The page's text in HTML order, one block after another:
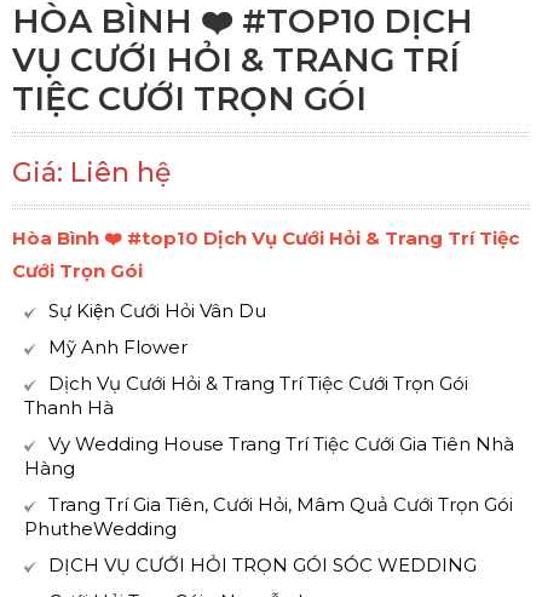
HÒA BÌNH ❤️️ #TOP10 DỊCH
VỤ CƯỚI HỎI & TRANG TRÍ
TIỆC CƯỚI TRỌN GÓI
Giá: Liên hệ
Hòa Bình ❤️️ #top10 Dịch Vụ Cưới Hỏi & Trang Trí Tiệc
Cưới Trọn Gói
Sự Kiện Cưới Hỏi Vân Du
Mỹ Anh Flower
Dịch Vụ Cưới Hỏi & Trang Trí Tiệc Cưới Trọn Gói
Thanh Hà
Vy Wedding House Trang Trí Tiệc Cưới Gia Tiên Nhà
Hàng
Trang Trí Gia Tiên, Cưới Hỏi, Mâm Quả Cưới Trọn Gói
PhutheWedding
DỊCH VỤ CƯỚI HỎI TRỌN GÓI SÓC WEDDING